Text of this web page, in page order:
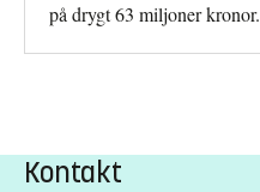
på drygt 63 miljoner kronor.
Kontakt